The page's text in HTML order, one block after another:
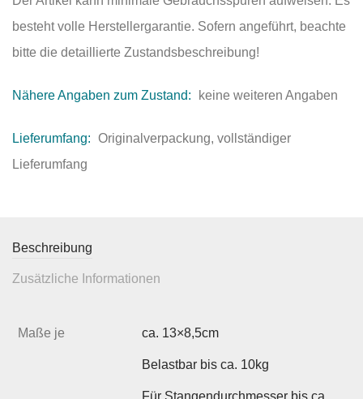
besteht volle Herstellergarantie. Sofern angeführt, beachte
bitte die detaillierte Zustandsbeschreibung!
Nähere Angaben zum Zustand: keine weiteren Angaben
Lieferumfang: Originalverpackung, vollständiger
Lieferumfang
Beschreibung
Zusätzliche Informationen
Maße je ca. 13×8,5cm
Belastbar bis ca. 10kg